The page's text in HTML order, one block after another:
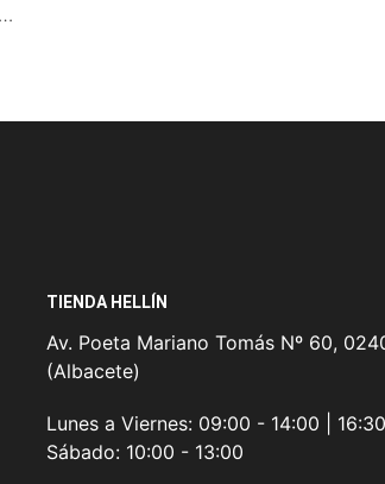
TIENDA HELLÍN
Av. Poeta Mariano Tomás Nº 60,
(Albacete)
Lunes a Viernes: 09:00 - 14:00 |
Sábado: 10:00 - 13:00